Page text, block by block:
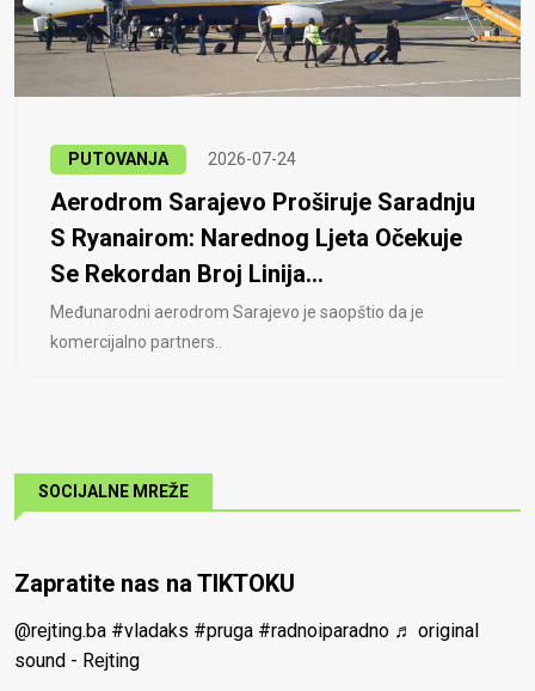
PUTOVANJA 2026-07-24
Aerodrom Sarajevo Proširuje Saradnju
S Ryanairom: Narednog Ljeta Očekuje
Se Rekordan Broj Linija...
Međunarodni aerodrom Sarajevo je saopštio da je
komercijalno partners..
SOCIJALNE MREŽE
Zapratite nas na TIKTOKU
@rejting.ba #vladaks #pruga #radnoiparadno ♬ original
sound - Rejting